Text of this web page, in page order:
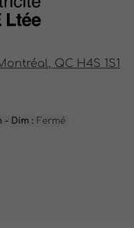
QC H4S 1S1
- Dim : Fermé